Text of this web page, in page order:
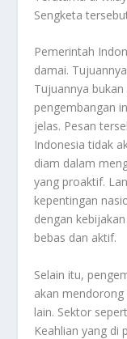
Sengketa
Pemerintah
damai.
Tujuannya
pengembangan
jelas. Pesan
Indonesia tidak
diam dalam
yang proaktif.
kepentingan
dengan
bebas dan aktif.
Selain itu,
akan
lain. Sektor
Keahlian yang di